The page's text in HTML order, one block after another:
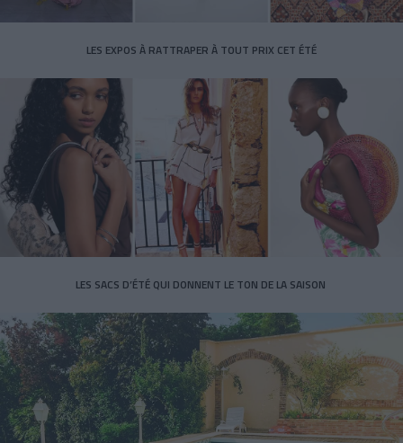
LES EXPOS À RATTRAPER À TOUT PRIX CET ÉTÉ
LES SACS D’ÉTÉ QUI DONNENT LE TON DE LA SAISON